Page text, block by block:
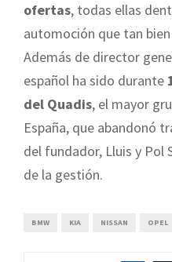
ofertas, todas ellas
automoción que tan
Además de director
español ha sido durante
del Quadis, el mayor
España, que abandonó
del fundador, Lluis y Pol
de la gestión.
BMW KIA NISSAN OPEL